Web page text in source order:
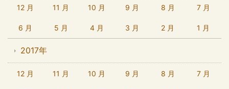
12 月 11 月 10 月 9 月 8 月 7 月
6 月 5 月 4 月 3 月 2 月 1 月
2017年
12 月 11 月 10 月 9 月 8 月 7 月